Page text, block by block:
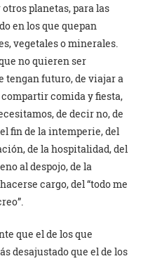
planetas, para las
en los que quepan
vegetales o minerales.
no quieren ser
tengan futuro, de viajar a
comida y fiesta,
de decir no, de
fin de la intemperie, del
de la hospitalidad, del
al despojo, de la
cargo, del “todo me
que el de los que
desajustado que el de los